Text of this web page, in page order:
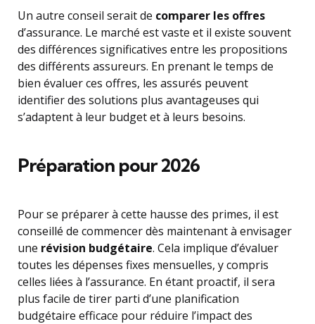
Un autre conseil serait de comparer les offres
d’assurance. Le marché est vaste et il existe souvent
des différences significatives entre les propositions
des différents assureurs. En prenant le temps de
bien évaluer ces offres, les assurés peuvent
identifier des solutions plus avantageuses qui
s’adaptent à leur budget et à leurs besoins.
Préparation pour 2026
Pour se préparer à cette hausse des primes, il est
conseillé de commencer dès maintenant à envisager
une révision budgétaire. Cela implique d’évaluer
toutes les dépenses fixes mensuelles, y compris
celles liées à l’assurance. En étant proactif, il sera
plus facile de tirer parti d’une planification
budgétaire efficace pour réduire l’impact des